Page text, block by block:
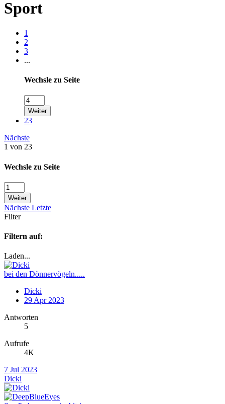
Sport
1
2
3
...
Wechsle zu Seite
Weiter
23
Nächste
1 von 23
Wechsle zu Seite
Weiter
Nächste Letzte
Filter
Filtern auf:
Laden...
bei den Dönnervögeln.....
Dicki
29 Apr 2023
Antworten
5
Aufrufe
4K
7 Jul 2023
Dicki